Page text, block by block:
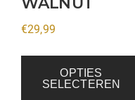
€29,99
OPTIES
SELECTEREN
de
productpagina